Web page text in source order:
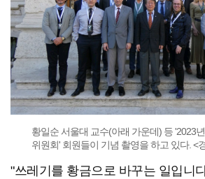
황일순 서울대 교수(아래 가운데) 등 '2023
위원회' 회원들이 기념 촬영을 하고 있다. <
"쓰레기를 황금으로 바꾸는 일입니